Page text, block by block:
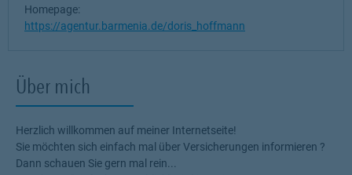
Über mich
Herzlich willkommen auf meiner Internetseite!
Sie möchten sich einfach mal über Versicherungen informieren ?
Dann schauen Sie gern mal rein...
Homepage:
https://agentur.barmenia.de/doris_hoffmann